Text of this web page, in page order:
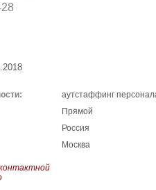
аутстаффинг
Прямой
Россия
Москва